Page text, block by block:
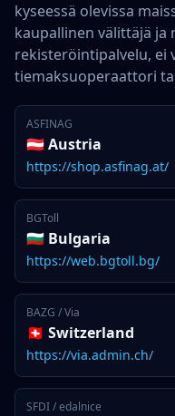
kyseessä olevissa
kaupallinen välittäjä ja
rekisteröintipalvelu, ei
tiemaksuoperaattori
ASFINAG
🇦🇹 Austria
https://shop.asfinag.at/
BGToll
🇧🇬 Bulgaria
https://web.bgtoll.bg/
BAZG / Via
🇨🇭 Switzerland
https://via.admin.ch/
SFDI / edalnice